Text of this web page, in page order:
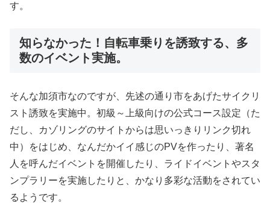
す。
知らなかった！自転車乗りを誘致する、多
数のイベント実施。
そんな加須市なのですが、先述の通り市をあげたサイクリ
スト誘致を実施中。初級～上級向けの公式コース設定（た
だし、カゾリングのサイトからは思いっきりリンク切れ
中）をはじめ、なんだかイイ感じのPVを作ったり、著名
人を呼んだイベントを開催したり、ライドイベントやスタ
ンプラリーを実施したりと、かなり多彩な活動をされてい
るようです。